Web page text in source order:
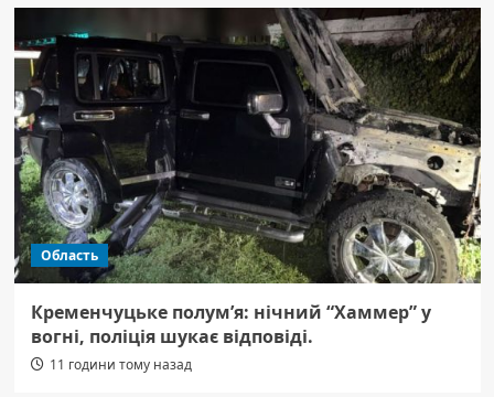
Область
Кременчуцьке полум’я: нічний “Хаммер” у
вогні, поліція шукає відповіді.
11 години тому назад